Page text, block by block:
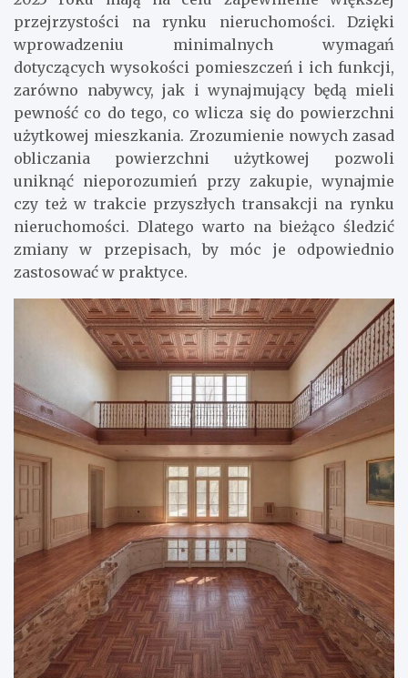
przejrzystości na rynku nieruchomości. Dzięki
wprowadzeniu minimalnych wymagań
dotyczących wysokości pomieszczeń i ich funkcji,
zarówno nabywcy, jak i wynajmujący będą mieli
pewność co do tego, co wlicza się do powierzchni
użytkowej mieszkania. Zrozumienie nowych zasad
obliczania powierzchni użytkowej pozwoli
uniknąć nieporozumień przy zakupie, wynajmie
czy też w trakcie przyszłych transakcji na rynku
nieruchomości. Dlatego warto na bieżąco śledzić
zmiany w przepisach, by móc je odpowiednio
zastosować w praktyce.